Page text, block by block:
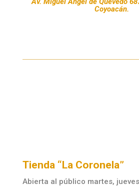
Coyoacán.
Tienda “La Coronela”
Abierta al público martes,